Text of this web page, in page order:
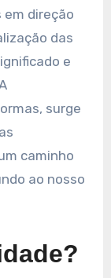
em direção
das
e
surge
caminho
ao nosso